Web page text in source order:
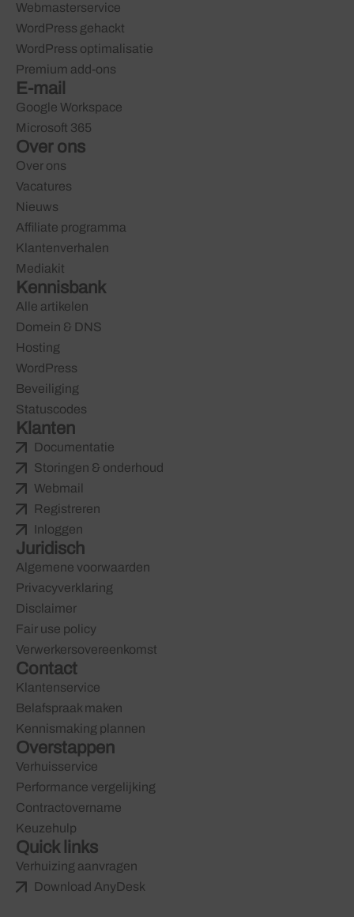
Webmasterservice
WordPress gehackt
WordPress optimalisatie
Premium add-ons
E-mail
Google Workspace
Microsoft 365
Over ons
Over ons
Vacatures
Nieuws
Affiliate programma
Klantenverhalen
Mediakit
Kennisbank
Alle artikelen
Domein & DNS
Hosting
WordPress
Beveiliging
Statuscodes
Klanten
Documentatie
Storingen & onderhoud
Webmail
Registreren
Inloggen
Juridisch
Algemene voorwaarden
Privacyverklaring
Disclaimer
Fair use policy
Verwerkersovereenkomst
Contact
Klantenservice
Belafspraak maken
Kennismaking plannen
Overstappen
Verhuisservice
Performance vergelijking
Contractovername
Keuzehulp
Quick links
Verhuizing aanvragen
Download AnyDesk